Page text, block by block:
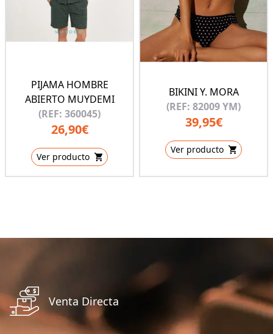
PIJAMA HOMBRE
ABIERTO MUYDEMI
(REF: 360045)
26,90€
Ver producto
BIKINI Y. MORA
(REF: 82009 YM)
39,95€
Ver producto
Venta Directa